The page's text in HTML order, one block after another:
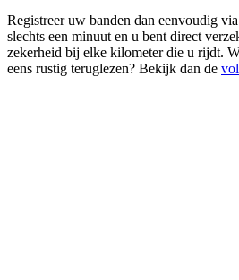
Registreer uw banden dan eenvoudig
slechts een minuut en u bent direct
zekerheid bij elke kilometer die u rijdt.
eens rustig teruglezen? Bekijk dan de